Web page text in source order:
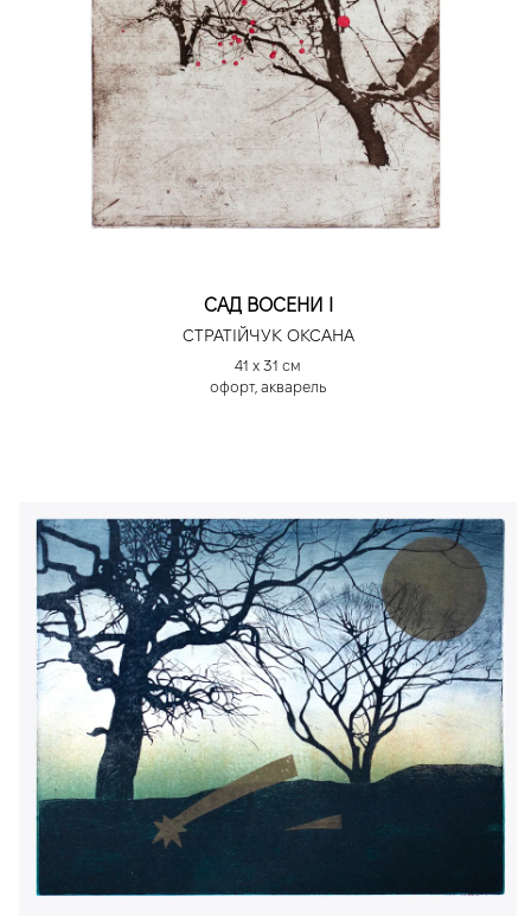
САД ВОСЕНИ І
СТРАТІЙЧУК ОКСАНА
41 х 31 см
офорт, акварель